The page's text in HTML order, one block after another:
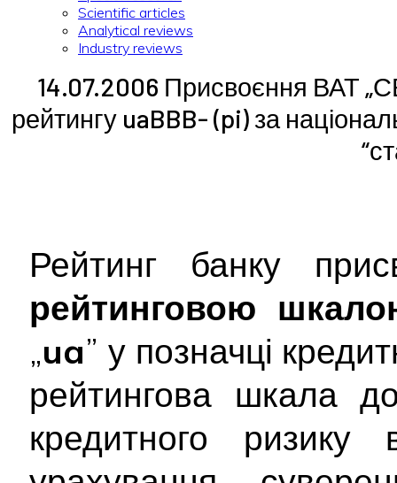
Scientific articles
Analytical reviews
Industry reviews
14.07.2006 Присвоєння ВАТ
рейтингу uaBBB- (pi) за
Рейтинг банку
рейтинговою
„ua” у позначці
рейтингова шкала
кредитного ризику